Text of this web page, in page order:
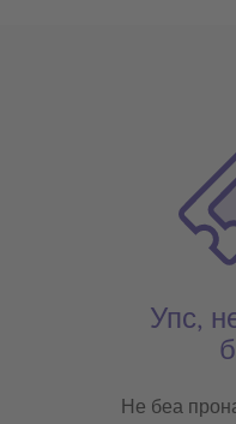
Упс,
Не беа